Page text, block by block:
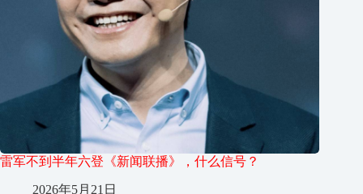
雷军不到半年六登《新闻联播》，什么信号？
2026年5月21日